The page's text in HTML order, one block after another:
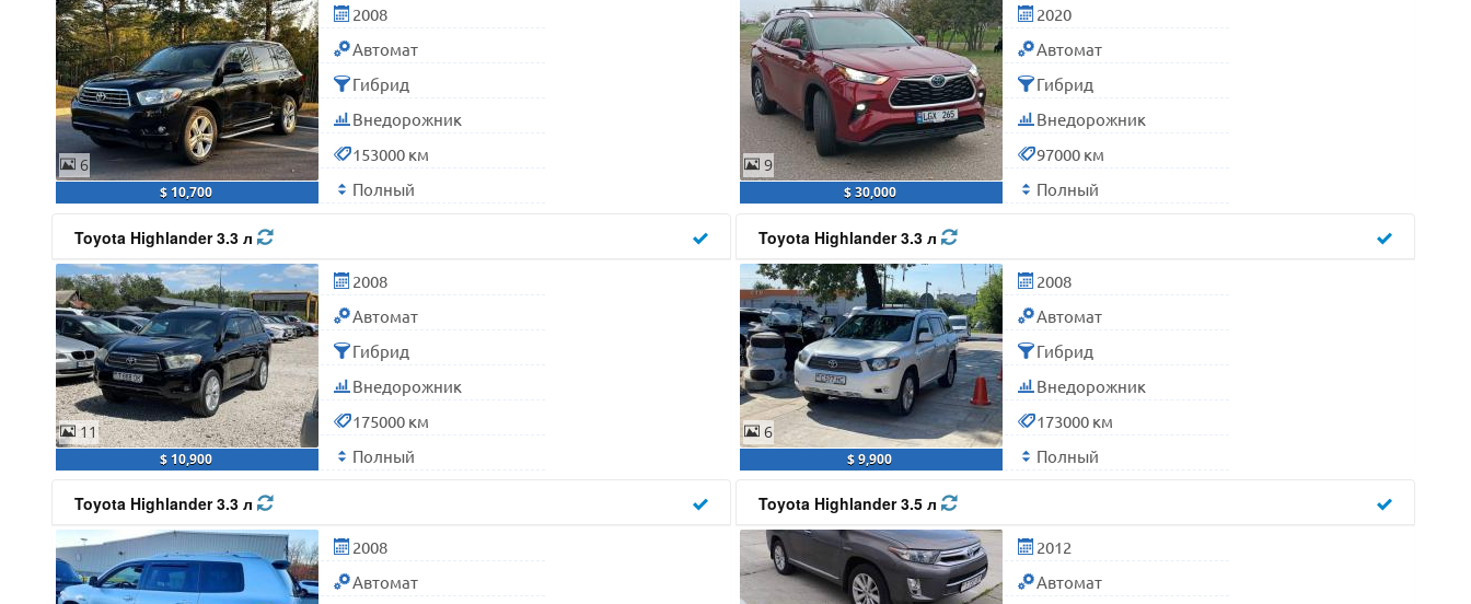
6
$ 10,700
2008
Автомат
Гибрид
Внедорожник
153000 км
Полный
9
$ 30,000
2020
Автомат
Гибрид
Внедорожник
97000 км
Полный
Toyota Highlander 3.3 л
11
$ 10,900
2008
Автомат
Гибрид
Внедорожник
175000 км
Полный
Toyota Highlander 3.3 л
6
$ 9,900
2008
Автомат
Гибрид
Внедорожник
173000 км
Полный
Toyota Highlander 3.3 л
2008
Автомат
Toyota Highlander 3.5 л
2012
Автомат